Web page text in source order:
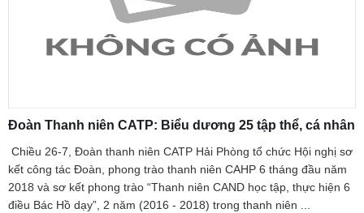
Đoàn Thanh niên CATP: Biểu dương 25 tập thể, cá nhân
Chiều 26-7, Đoàn thanh niên CATP Hải Phòng tổ chức Hội nghị sơ
kết công tác Đoàn, phong trào thanh niên CAHP 6 tháng đầu năm
2018 và sơ kết phong trào “Thanh niên CAND học tập, thực hiện 6
điều Bác Hồ dạy”, 2 năm (2016 - 2018) trong thanh niên ...